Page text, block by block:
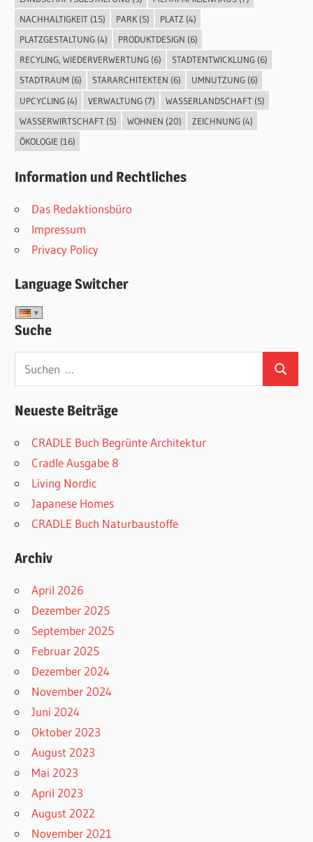
NACHHALTIGKEIT(15) PARK(5) PLATZ (4)
PLATZGESTALTUNG(4) PRODUKTDESIGN (6)
RECYLING, WIEDERVERWERTUNG(6) STADTENTWICKLUNG(6)
STADTRAUM (6) STARARCHITEKTEN (6) UMNUTZUNG(6)
UPCYCLING(4) VERWALTUNG(7) WASSERLANDSCHAFT(5)
WASSERWIRTSCHAFT(5) WOHNEN (20) ZEICHNUNG(4)
ÖKOLOGIE (16)
Information und Rechtliches
Das Redaktionsbüro
Impressum
Privacy Policy
Language Switcher
Suche
Suchen
nach:
Suchen
Neueste Beiträge
CRADLE Buch Begrünte Architektur
Cradle Ausgabe 8
Living Nordic
Japanese Homes
CRADLE Buch Naturbaustoffe
Archiv
April 2026
Dezember 2025
September 2025
Februar 2025
Dezember 2024
November 2024
Juni 2024
Oktober 2023
August 2023
Mai 2023
April 2023
August 2022
November 2021